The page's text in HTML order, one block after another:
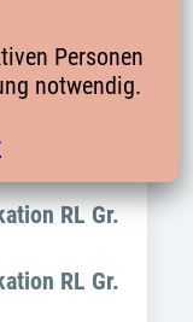
RL Gr.
RL Gr.
RL Gr.
RL Gr.
Personen
notwendig.